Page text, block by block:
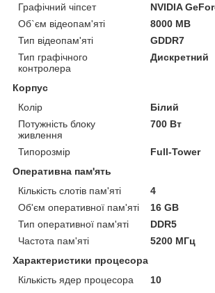
Графічний чіпсет
NVIDIA
Об`єм відеопам'яті
8000 MB
Тип відеопам'яті
GDDR7
Тип графічного
контролера
Дискретний
Корпус
Колір
Білий
Потужність блоку
живлення
700 Вт
Типорозмір
Full-Tower
Оперативна пам'ять
Кількість слотів пам'яті
4
Об'єм оперативної пам'яті
16 GB
Тип оперативної пам'яті
DDR5
Частота пам'яті
5200 МГц
Характеристики процесора
Кількість ядер процесора
10